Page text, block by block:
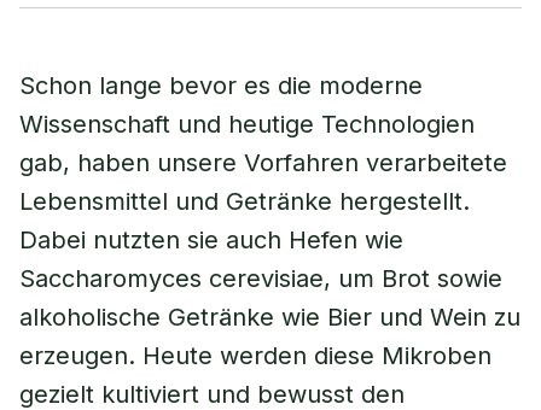
Schon lange bevor es die moderne
Wissenschaft und heutige Technologien
gab, haben unsere Vorfahren verarbeitete
Lebensmittel und Getränke hergestellt.
Dabei nutzten sie auch Hefen wie
Saccharomyces cerevisiae, um Brot sowie
alkoholische Getränke wie Bier und Wein zu
erzeugen. Heute werden diese Mikroben
gezielt kultiviert und bewusst den